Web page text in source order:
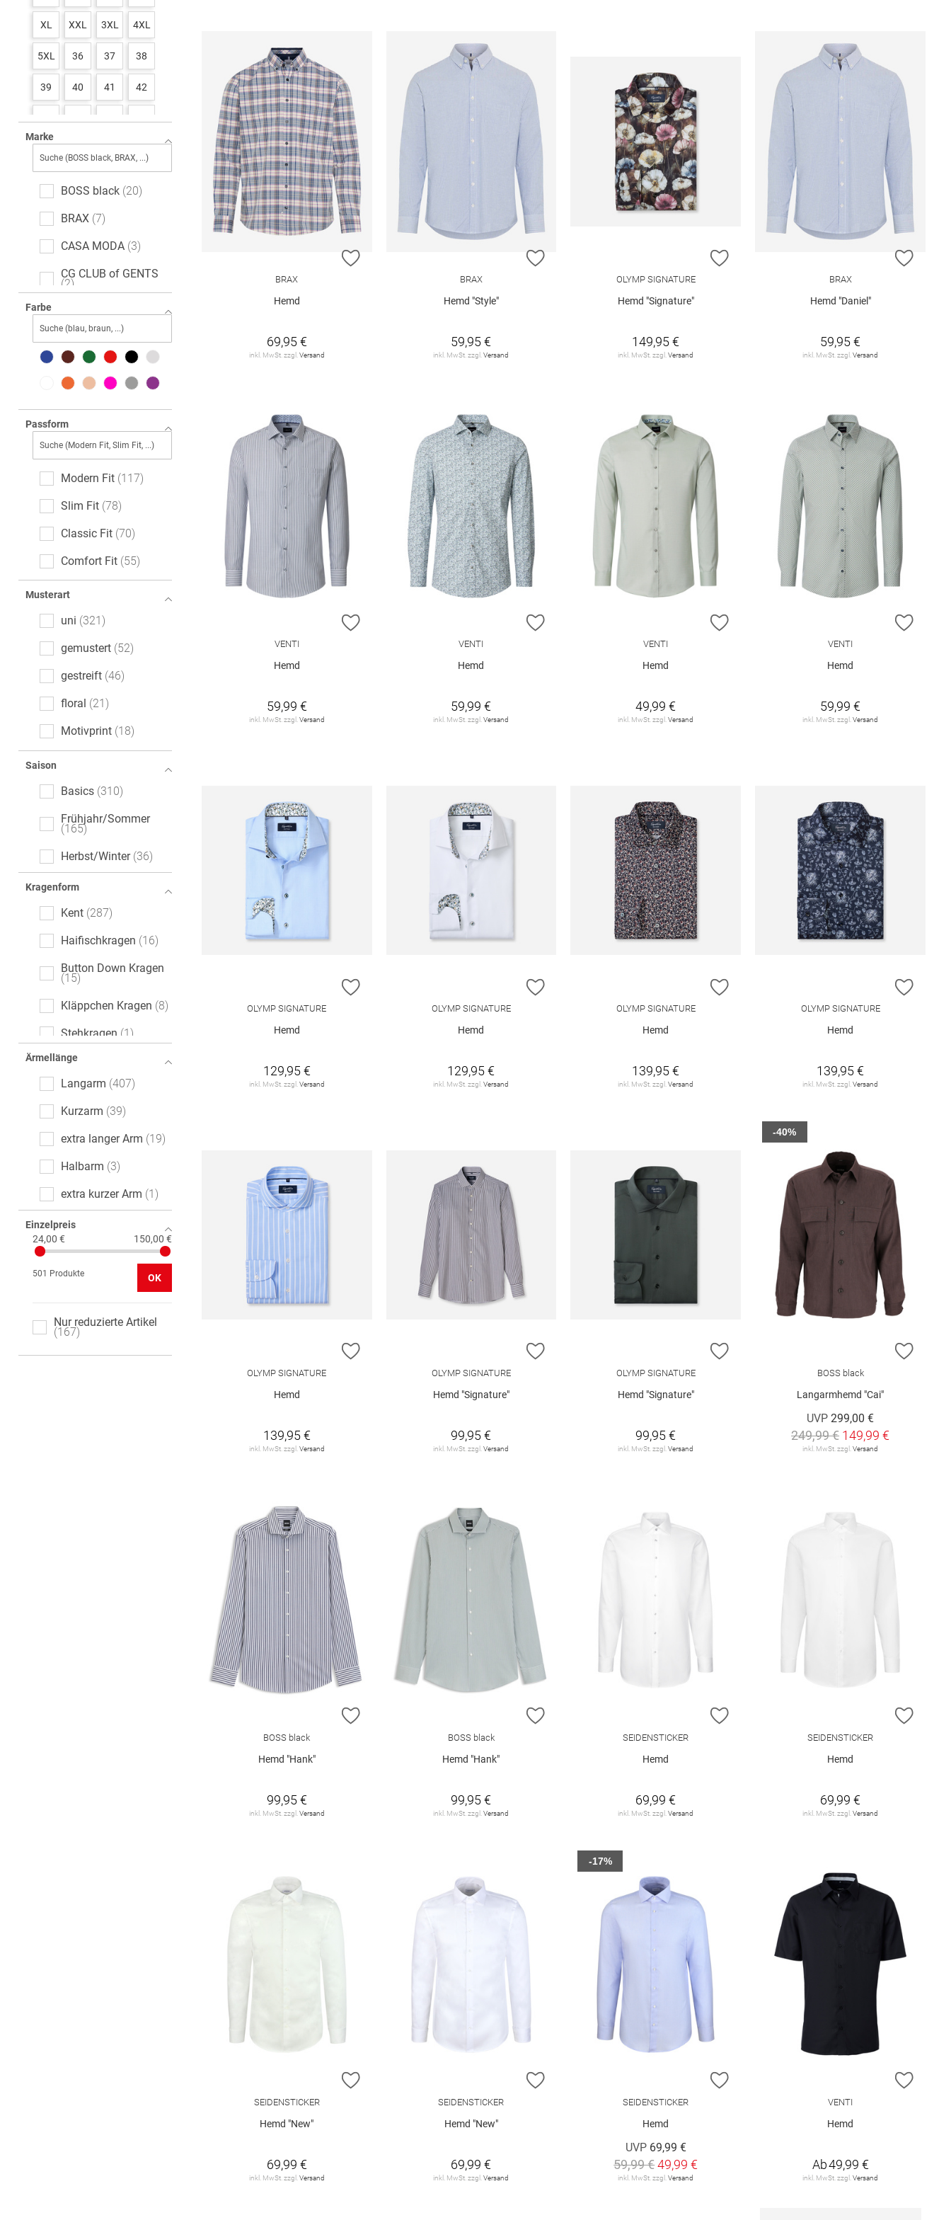
XL XXL 3XL 4XL
5XL 36 37 38
39 40 41 42
Marke
BOSS black 20
BRAX 7
CASA MODA 3
CG CLUB of GENTS
2
CINQUE 3
DESOTO 2
DIGEL
DRYKORN
ETERNA
OLYMP 73
OLYMP SIGNATURE
50
PROFUOMO
REDMOND 5
ROY ROBSON 7
SEIDENSTICKER
VENTI 117
Farbe
Passform
Modern Fit 117
Slim Fit 78
Classic Fit 70
Comfort Fit 55
Tailored Fit
Body Fit
Regular Fit 33
Extra Slim Fit
Wide Fit 3
Relaxed Fit 1
Super Slim Fit 1
Musterart
uni 321
gemustert 52
gestreift 46
floral 21
Motivprint 18
melange 13
gepunktet 6
All-Over-Print (AOP)
Saison
Basics 310
Frühjahr/Sommer
165
Herbst/Winter 36
Kragenform
Kent 287
Haifischkragen 16
Button Down Kragen
15
Kläppchen Kragen 8
Stehkragen 1
Ärmellänge
Langarm 407
Kurzarm 39
extra langer Arm 19
Halbarm 3
extra kurzer Arm 1
Einzelpreis
24,00 €
150,00 €
501 Produkte OK
Nur reduzierte Artikel
167
ZUR WUNSCHLISTE HINZUFÜGEN
BRAX
Hemd
69,95 €
inkl. MwSt. zzgl. Versand
ZUR WUNSCHLISTE HINZUFÜGEN
BRAX
Hemd "Style"
59,95 €
inkl. MwSt. zzgl.Versand
OLYMP SIGNATURE
Hemd "Signature"
149,95 €
inkl. MwSt. zzgl.Versand
ZUR
BRAX
Hemd "Daniel"
59,95 €
inkl. MwSt. zzgl.Versand
ZUR WUNSCHLISTE HINZUFÜGEN
VENTI
Hemd
59,99 €
inkl. MwSt. zzgl. Versand
ZUR WUNSCHLISTE HINZUFÜGEN
VENTI
Hemd
59,99 €
inkl. MwSt. zzgl.Versand
VENTI
Hemd
49,99 €
inkl. MwSt. zzgl.Versand
ZUR
VENTI
Hemd
59,99 €
inkl. MwSt. zzgl.Versand
ZUR WUNSCHLISTE HINZUFÜGEN
OLYMP SIGNATURE
Hemd
129,95 €
inkl. MwSt. zzgl. Versand
ZUR WUNSCHLISTE HINZUFÜGEN
OLYMP SIGNATURE
Hemd
129,95 €
inkl. MwSt. zzgl.Versand
OLYMP SIGNATURE
Hemd
139,95 €
inkl. MwSt. zzgl.Versand
ZUR
OLYMP SIGNATURE
Hemd
139,95 €
inkl. MwSt. zzgl.Versand
ZUR WUNSCHLISTE HINZUFÜGEN
OLYMP SIGNATURE
Hemd
139,95 €
inkl. MwSt. zzgl. Versand
ZUR WUNSCHLISTE HINZUFÜGEN
OLYMP SIGNATURE
Hemd "Signature"
99,95 €
inkl. MwSt. zzgl.Versand
OLYMP SIGNATURE
Hemd "Signature"
99,95 €
inkl. MwSt. zzgl.Versand
ZUR
BOSS black
Langarmhemd "Cai"
UVP 299,00 €
249,99 € 149,99 €
inkl. MwSt. zzgl.Versand
-40%
ZUR WUNSCHLISTE HINZUFÜGEN
BOSS black
Hemd "Hank"
99,95 €
inkl. MwSt. zzgl. Versand
ZUR WUNSCHLISTE HINZUFÜGEN
BOSS black
Hemd "Hank"
99,95 €
inkl. MwSt. zzgl.Versand
SEIDENSTICKER
Hemd
69,99 €
inkl. MwSt. zzgl.Versand
ZUR
SEIDENSTICKER
Hemd
69,99 €
inkl. MwSt. zzgl.Versand
ZUR WUNSCHLISTE HINZUFÜGEN
SEIDENSTICKER
Hemd "New"
69,99 €
inkl. MwSt. zzgl. Versand
ZUR WUNSCHLISTE HINZUFÜGEN
SEIDENSTICKER
Hemd "New"
69,99 €
inkl. MwSt. zzgl.Versand
SEIDENSTICKER
Hemd
UVP 69,99 €
59,99 €49,99 €
inkl. MwSt. zzgl.Versand
-17%
ZUR
VENTI
Hemd
Ab49,99 €
inkl. MwSt. zzgl.Versand